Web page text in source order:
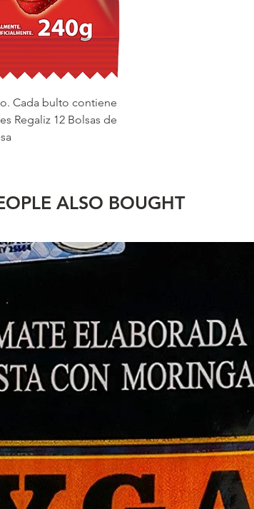
Cada bulto contiene
Regaliz 12 Bolsas de
ALSO BOUGHT